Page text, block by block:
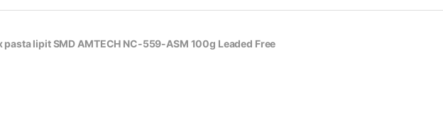
pasta lipit SMD AMTECH NC-559-ASM 100g Leaded Free